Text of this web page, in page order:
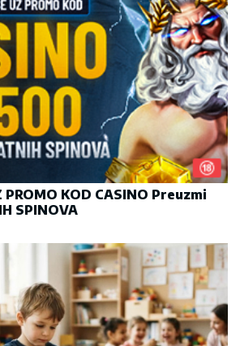
PROMO KOD CASINO Preuzmi
SPINOVA